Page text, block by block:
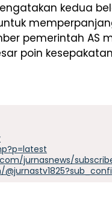
kedua
pemerintah AS
poin
jurnasnews/